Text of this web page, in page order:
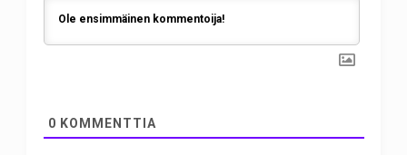
0 KOMMENTTIA